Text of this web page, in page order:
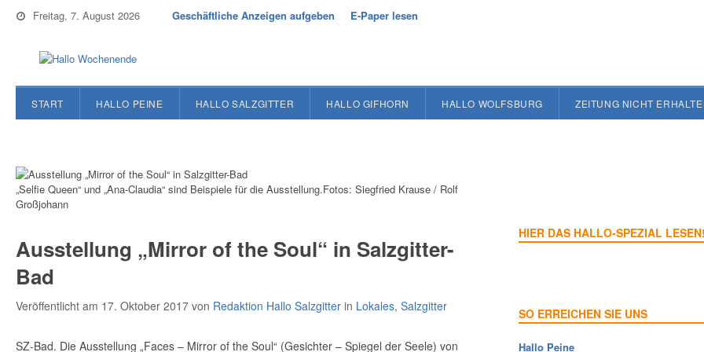
Freitag, 7. August 2026 Geschäftliche Anzeigen aufgeben E-Paper lesen
START HALLO PEINE HALLO SALZGITTER HALLO GIFHORN HALLO WOLFSBURG ZEITUNG NICHT
„Selfie Queen“ und „Ana-Claudia“ sind Beispiele für die Ausstellung.Fotos: Siegfried Krause / Rolf
Großjohann
Ausstellung „Mirror of the Soul“ in Salzgitter-
Bad
Veröffentlicht am 17. Oktober 2017 von Redaktion Hallo Salzgitter in Lokales, Salzgitter
SZ-Bad. Die Ausstellung „Faces – Mirror of the Soul“ (Gesichter – Spiegel der Seele) von
HIER DAS HALLO-SPEZIAL LESEN!
SO ERREICHEN SIE UNS
Hallo Peine